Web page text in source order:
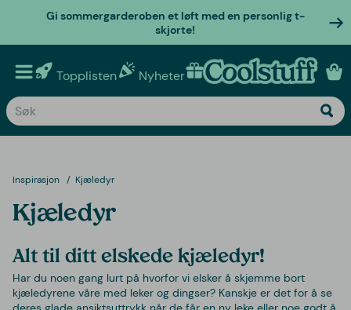
Gi sommergarderoben et løft med en personlig t-
skjorte!
Topplisten Nyheter Personlige gaver
Inspirasjon Kjæledyr
Kjæledyr
Alt til ditt elskede kjæledyr!
Har du noen gang lurt på hvorfor vi elsker å skjemme bort
kjæledyrene våre med leker og dingser? Kanskje er det for å se